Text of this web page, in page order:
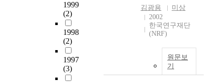
1999
(2)
1998
(2)
1997
(3)
김광용
미상
2002
한국연구재단
(NRF)
원문보
기